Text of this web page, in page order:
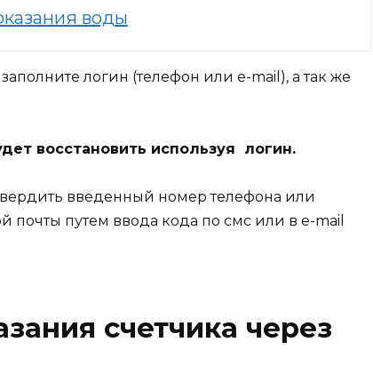
воды
логин (телефон или e-mail), а так же
восстановить используя логин.
введенный номер телефона или
почты путем ввода кода по смс или в e-mail
счетчика через